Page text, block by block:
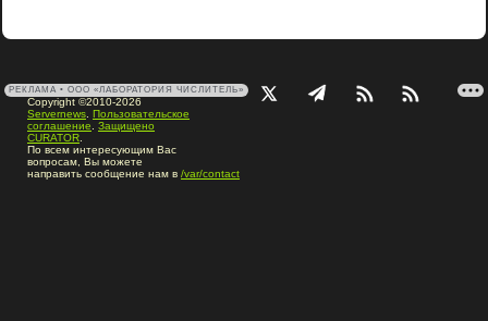
РЕКЛАМА • ООО «ЛАБОРАТОРИЯ ЧИСЛИТЕЛЬ»
Copyright ©2010-2026
Servernews Пользовательское
соглашение
Защищено
CURATOR
По всем интересующим Вас
вопросам, Вы можете
направить сообщение нам в /var/contact